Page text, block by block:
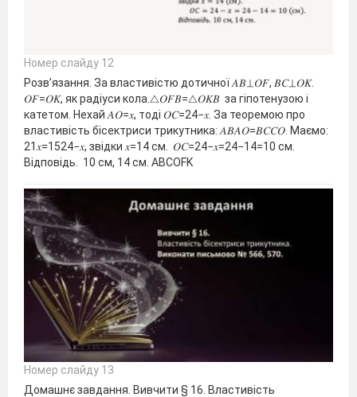
Номер слайду 12
Розв’язання. За властивістю дотичної 𝐴𝐵⊥𝑂𝐹, 𝐵𝐶⊥𝑂𝐾.
𝑂𝐹=𝑂𝐾, як радіуси кола.△𝑂𝐹𝐵=△𝑂𝐾𝐵 за гіпотенузою і
катетом. Нехай 𝐴𝑂=𝑥, тоді 𝑂𝐶=24−𝑥. За теоремою про
властивість бісектриси трикутника: 𝐴𝐵𝐴𝑂=𝐵𝐶𝐶𝑂. Маємо:
21𝑥=1524−𝑥, звідки 𝑥=14 см. 𝑂𝐶=24−𝑥=24−14=10 см.
Відповідь. 10 см, 14 см. АВСОFK
Номер слайду 13
Домашнє завдання. Вивчити § 16. Властивість